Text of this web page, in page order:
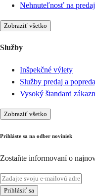
Nehnuteľnosť na
Zobraziť všetko
Služby
Inšpekčné výlety
Služby predaj a
Vysoký štandard
Zobraziť všetko
Prihláste sa na odber noviniek
Zostaňte informovaní o
Prihlásiť sa